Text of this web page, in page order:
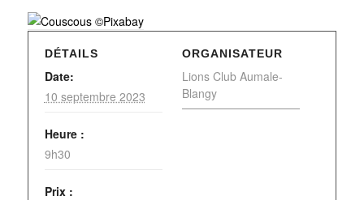
DÉTAILS
Date:
10 septembre 2023
Heure :
9h30
Prix :
ORGANISATEUR
Lions Club Aumale-
Blangy